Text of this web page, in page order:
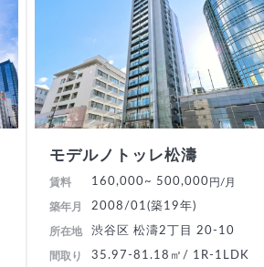
モデルノトッレ松濤
賃料 160,000~ 500,000 円/月
築年月 2008/01(築19年)
所在地 渋谷区 松濤2丁目 20-10
間取り 35.97-81.18㎡/ 1R-1LDK